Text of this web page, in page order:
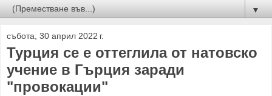
▼
събота, 30 април 2022 г.
Турция се е оттеглила от натовско
учение в Гърция заради
"провокации"